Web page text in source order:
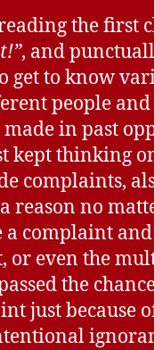
the first
, and
get to know
people
made in past
kept thinking
complaints,
reason no
a complaint
or even the
the
just because